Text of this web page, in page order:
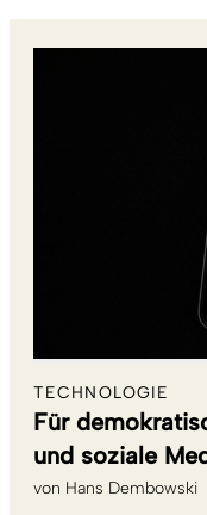
TECHNOLOGIE
Für
und soziale
von Hans Dembowski